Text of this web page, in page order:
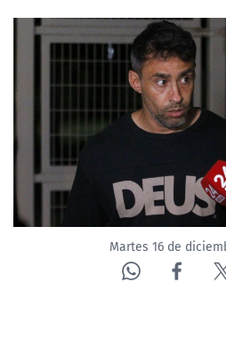
NTV
ACTUALIDAD Y TENDENCIAS
CORPORATIVO Y
CANAL DE DENUNCIAS
ÁREA DE PROYECTOS
Martes 16 de